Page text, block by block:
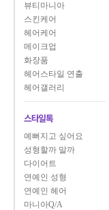
뷰티마니아
스킨케어
헤어케어
메이크업
화장품
헤어스타일 연출
헤어갤러리
예뻐지고 싶어요
성형할까 말까
다이어트
연예인 성형
연예인 헤어
마니아Q/A